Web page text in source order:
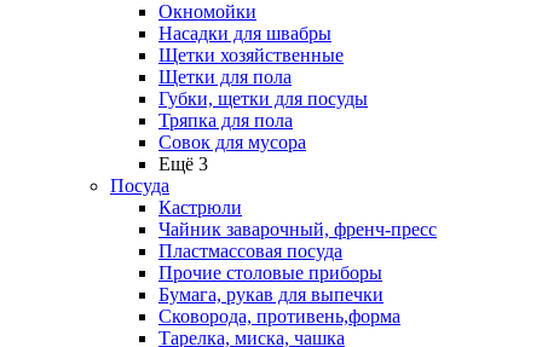
Окномойки
Насадки для швабры
Щетки хозяйственные
Щетки для пола
Губки, щетки для посуды
Тряпка для пола
Совок для мусора
Ещё 3
Посуда
Кастрюли
Чайник заварочный, френч-пресс
Пластмассовая посуда
Прочие столовые приборы
Бумага, рукав для выпечки
Сковорода, противень,форма
Тарелка, миска, чашка